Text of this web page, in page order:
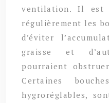
ventilation. Il est
régulièrement les
d’éviter
graisse et
pourraient
Certaines
hygroréglables,